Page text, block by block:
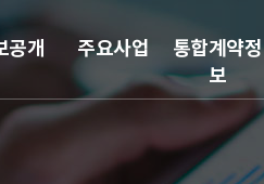
공개 주요사업
통합계약정
보